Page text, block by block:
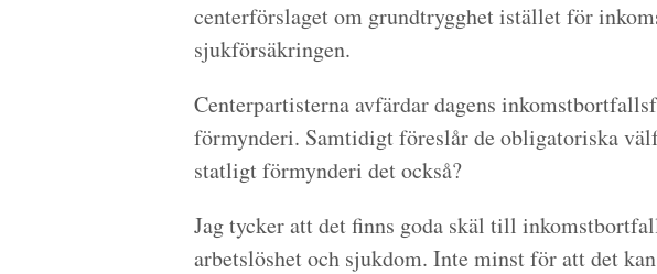
centerförslaget om grundtrygghet istället för
sjukförsäkringen.
Centerpartisterna avfärdar dagens
förmynderi. Samtidigt föreslår de obligatoriska
statligt förmynderi det också?
Jag tycker att det finns goda skäl till
arbetslöshet och sjukdom. Inte minst för att det